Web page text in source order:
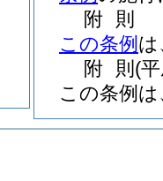
附 則
この条例 は
附 則 (
この条例